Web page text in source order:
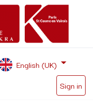
Sign in
English (UK)